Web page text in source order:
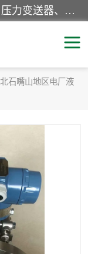
河南新瑞普测控技术有限公司主营：压力变送器、液位变送器、差压变送器、雷达料位计、电容物位计、温度显示控制仪表、电量变送器、流量计、工业自动化系统成套设备。
石嘴山地区电厂液
计
仪
器变送器
计